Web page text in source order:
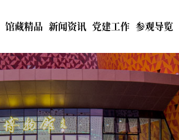
馆藏精品 新闻资讯 党建工作 参观导览